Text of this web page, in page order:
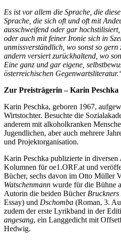
Es ist vor allem die Sprache, die
Sprache, die sich oft und oft mit
ausschweifend oder gar
oder auch mit feiner Ironie sich in
unmissverständlich, wo sonst so gern
andern versiert zurückhaltend, wo
Eine ganz und gar eigene,
österreichischen
Zur Preisträgerin – Karin Peschka
Karin Peschka, geboren 1967,
Wirtstochter. Besuchte die
anderem mit alkoholkranken
Jugendlichen, aber auch mehrere
und Projektorganisation.
Karin Peschka publizierte in
Kolumnen für oe1.ORF.at und
Bücher, sechs davon im Otto Müller
Watschenmann wurde für die Bühne
Autorin die beiden Bücher Bruckners
Essay) und Dschomba (Roman, 3.
zudem der erste Lyrikband in der
angesang, ein Langgedicht mit
Hedwig.